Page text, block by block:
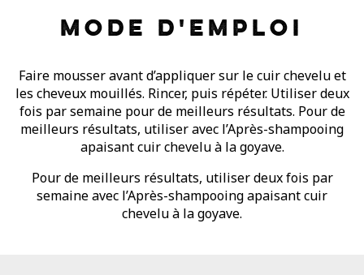
MODE D'EMPLOI
Faire mousser avant d’appliquer sur le cuir chevelu et
les cheveux mouillés. Rincer, puis répéter. Utiliser deux
fois par semaine pour de meilleurs résultats. Pour de
meilleurs résultats, utiliser avec l’Après-shampooing
apaisant cuir chevelu à la goyave.
Pour de meilleurs résultats, utiliser deux fois par
semaine avec l’Après-shampooing apaisant cuir
chevelu à la goyave.